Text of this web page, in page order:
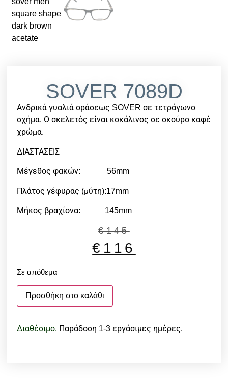
SOVER 7089D
Ανδρικά γυαλιά οράσεως SOVER σε τετράγωνο
σχήμα. Ο σκελετός είναι κοκάλινος σε σκούρο καφέ
χρώμα.
ΔΙΑΣΤΑΣΕΙΣ
Μέγεθος φακών: 56mm
Πλάτος γέφυρας (μύτη):17mm
Μήκος βραχίονα: 145mm
€145
€ 116
Σε απόθεμα
Προσθήκη στο καλάθι
Διαθέσιμο. Παράδοση 1-3 εργάσιμες ημέρες.